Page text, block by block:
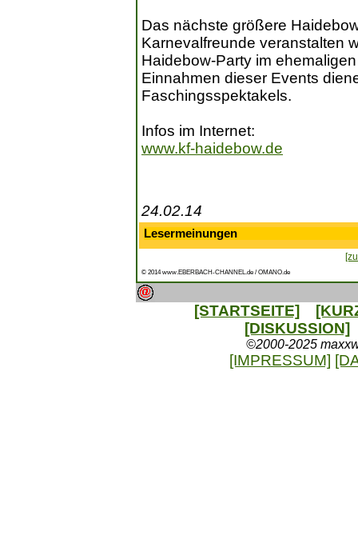
Das nächste größere
Karnevalfreunde veranstalten
Haidebow-Party im
Einnahmen dieser Events
Faschingsspektakels.
Infos im Internet:
www.kf-haidebow.de
24.02.14
Lesermeinungen
© 2014 www.EBERBACH-CHANNEL.de / OMANO.de
[STARTSEITE]
[DISKUSSION]
©2000-2025
[IMPRESSUM]